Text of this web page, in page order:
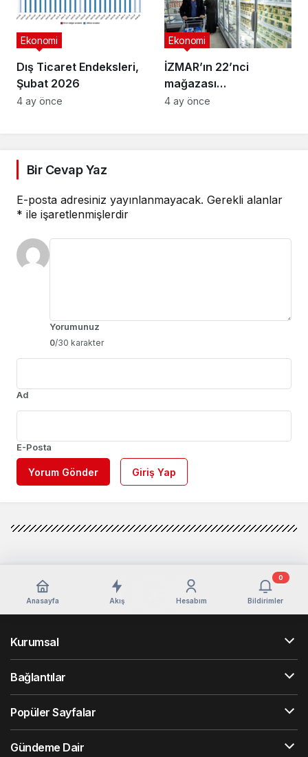
Dış Ticaret Endeksleri,
Şubat 2026
Ekonomi
4 ay önce
İZMAR’ın 22’nci
mağazası
Osmangazi’de açıldı
Ekonomi
4 ay önce
Bir Cevap Yaz
E-posta adresiniz yayınlanmayacak. Gerekli alanlar
* ile işaretlenmişlerdir
Yorumunuz
0/30 karakter
Ad
E-Posta
Yorum Gönder Giriş Yap
Anasayfa Akış Hesabım Bildirimler
0
Kurumsal
Bağlantılar
Popüler Sayfalar
Gündeme Dair